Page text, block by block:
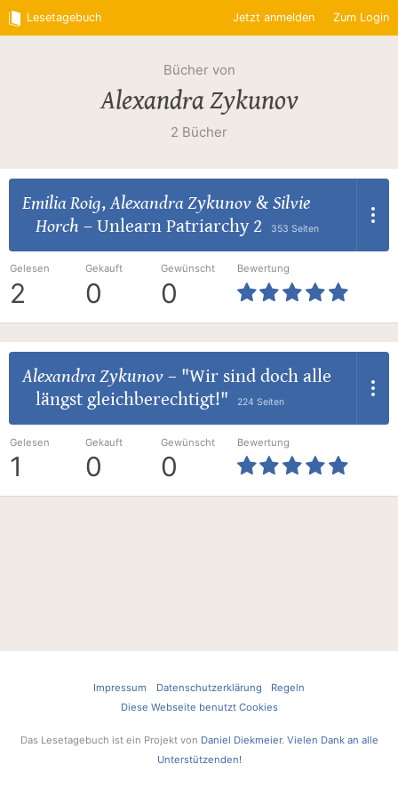
Lesetagebuch Jetzt anmelden Zum Login
Bücher von
Alexandra Zykunov
2 Bücher
Emilia Roig,Alexandra Zykunov& Silvie
Horch – Unlearn Patriarchy 2 353 Seiten
Gelesen
2
Gekauft
0
Gewünscht
0
Bewertung
Alexandra Zykunov– "Wir sind doch alle
längst gleichberechtigt!"
224 Seiten
Gelesen
1
Gekauft
0
Gewünscht
0
Bewertung
Impressum Datenschutzerklärung
Regeln
Diese Webseite benutzt Cookies
Das Lesetagebuch ist ein Projekt von Daniel Diekmeier. Vielen Dank an alle
Unterstützenden!